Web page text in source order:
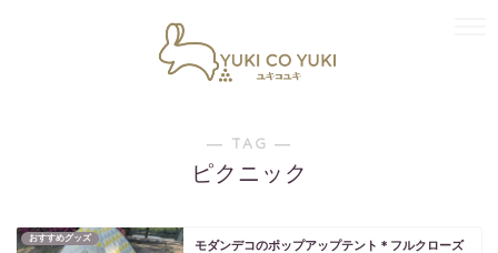
― TAG ―
ピクニック
おすすめグッズ
モダンデコのポップアップテント＊フルクローズ